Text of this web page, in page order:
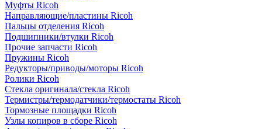
Муфты Ricoh
Направляющие/пластины Ricoh
Пальцы отделения Ricoh
Подшипники/втулки Ricoh
Прочие запчасти Ricoh
Пружины Ricoh
Редукторы/приводы/моторы Ricoh
Ролики Ricoh
Стекла оригинала/стекла Ricoh
Термистры/термодатчики/термостаты Ricoh
Тормозные площадки Ricoh
Узлы копиров в сборе Ricoh